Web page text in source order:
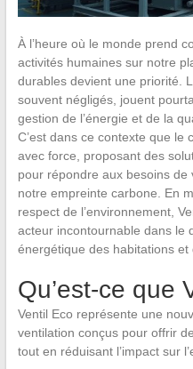
À l’heure où le monde prend
activités humaines sur notre
durables devient une priorité.
souvent négligés, jouent
gestion de l’énergie et de la
C’est dans ce contexte que le
avec force, proposant des
pour répondre aux besoins
notre empreinte carbone. En
respect de l’environnement,
acteur incontournable dans le
énergétique des habitations et
Qu’est-ce que
Ventil Eco représente une
ventilation conçus pour offrir
tout en réduisant l’impact sur